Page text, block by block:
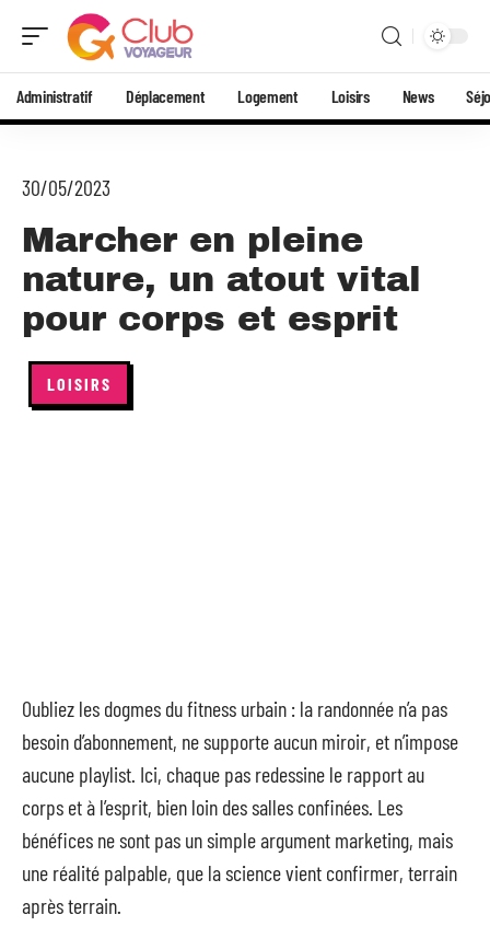
Administratif Déplacement Logement Loisirs News
30/05/2023
Marcher en pleine
nature, un atout vital
pour corps et esprit
LOISIRS
Oubliez les dogmes du fitness urbain : la randonnée n’a pas
besoin d’abonnement, ne supporte aucun miroir, et n’impose
aucune playlist. Ici, chaque pas redessine le rapport au
corps et à l’esprit, bien loin des salles confinées. Les
bénéfices ne sont pas un simple argument marketing, mais
une réalité palpable, que la science vient confirmer, terrain
après terrain.